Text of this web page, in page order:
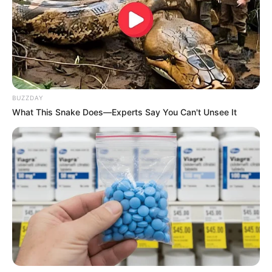
Unter dem folgenden Link gibt es unsere
Veranstaltungsübersicht für Guben.
Tagestouren, Freizeitangebote und geführte
Touren für Guben und in der weiteren Umgebung
von GetYourGuide:
Hier ist das gesamte internationaleAngebot von Get Your
Guide .
Die schönste Sehenswürdigkeiten und
Ausflugsziele in Deutschland:
BUZZDAY
What This Snake Does—Experts Say You Can't Unsee It